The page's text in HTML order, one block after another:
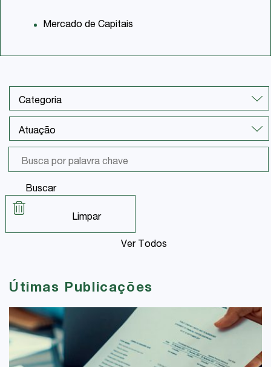
Mercado de Capitais
Buscar
Limpar
Ver Todos
Útimas Publicações